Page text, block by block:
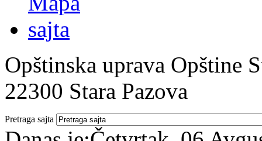
Opštinska uprava Opštine
22300 Stara Pazova
Pretraga sajta